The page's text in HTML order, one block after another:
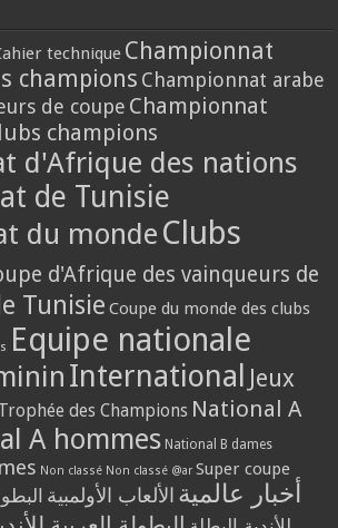
technique Championnat
champions Championnat arabe
de coupe Championnat
champions
d'Afrique des nations
de Tunisie
du monde Clubs
d'Afrique des vainqueurs de
Tunisie Coupe du monde des clubs
Equipe nationale
International Jeux
des Champions National A
A hommes National B dames
Non classé Non classé @ar Super coupe
أخبار عالمية الألعاب الأولمبية